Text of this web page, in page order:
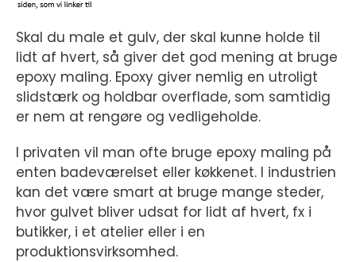
Skal du male et gulv, der skal kunne holde til
lidt af hvert, så giver det god mening at bruge
epoxy maling. Epoxy giver nemlig en utroligt
slidstærk og holdbar overflade, som samtidig
er nem at rengøre og vedligeholde.
I privaten vil man ofte bruge epoxy maling på
enten badeværelset eller køkkenet. I industrien
kan det være smart at bruge mange steder,
hvor gulvet bliver udsat for lidt af hvert, fx i
butikker, i et atelier eller i en
produktionsvirksomhed.